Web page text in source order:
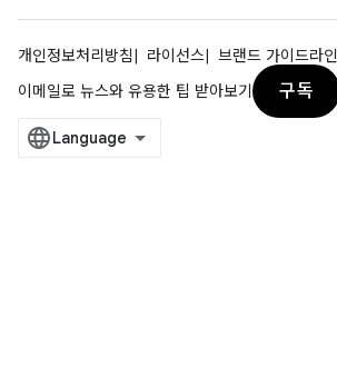
개인정보처리방침 라이선스 브랜드 가이드라인
이메일로 뉴스와 유용한 팁 받아보기
구독